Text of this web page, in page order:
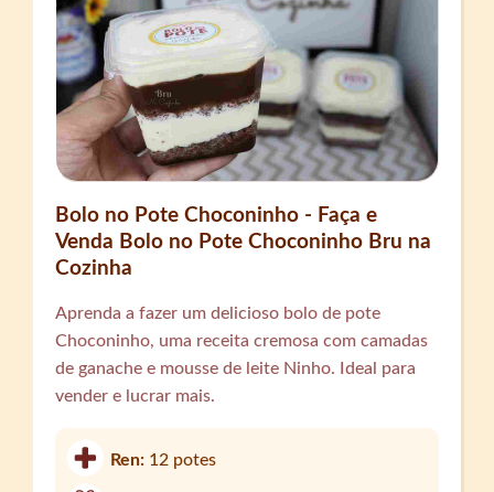
Bolo no Pote Choconinho - Faça e
Venda Bolo no Pote Choconinho Bru na
Cozinha
Aprenda a fazer um delicioso bolo de pote
Choconinho, uma receita cremosa com camadas
de ganache e mousse de leite Ninho. Ideal para
vender e lucrar mais.
Ren: 12 potes